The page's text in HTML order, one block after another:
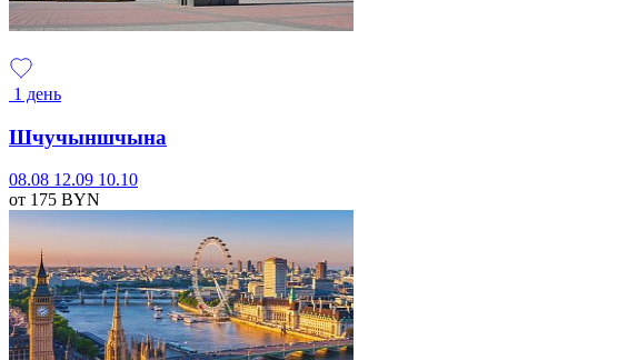
1 день
Шчучыншчына
08.08 12.09 10.10
от 175 BYN